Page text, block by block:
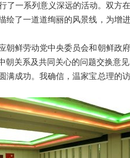
一系列意义深远的活动。双方
了一道道绚丽的风景线，为增
鲜劳动党中央委员会和朝鲜政
关系及共同关心的问题交换意
成功。我确信，温家宝总理的